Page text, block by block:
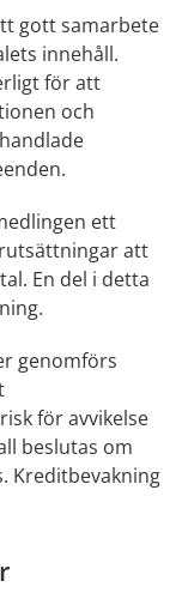
gott samarbete
innehåll.
för att
och
ett
att
En del i detta
genomförs
för avvikelse
beslutas om
Kreditbevakning